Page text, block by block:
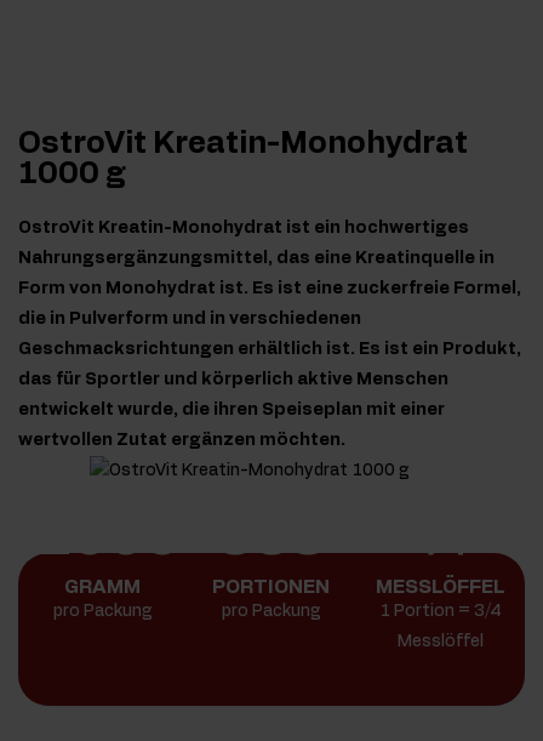
OstroVit Kreatin-Monohydrat
1000 g
OstroVit Kreatin-Monohydrat ist ein hochwertiges
Nahrungsergänzungsmittel, das eine Kreatinquelle in
Form von Monohydrat ist. Es ist eine zuckerfreie Formel,
die in Pulverform und in verschiedenen
Geschmacksrichtungen erhältlich ist. Es ist ein Produkt,
das für Sportler und körperlich aktive Menschen
entwickelt wurde, die ihren Speiseplan mit einer
wertvollen Zutat ergänzen möchten.
1000
GRAMM
pro Packung
333
PORTIONEN
pro Packung
¾
MESSLÖFFEL
1 Portion = 3/4
Messlöffel